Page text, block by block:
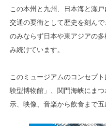
この本州と九州、日本海と瀬
交通の要衝として歴史を刻ん
のみならず日本や東アジアの
み続けています。
このミュージアムのコンセプ
験型博物館」、関門海峡にま
示、映像、音楽から飲食まで五